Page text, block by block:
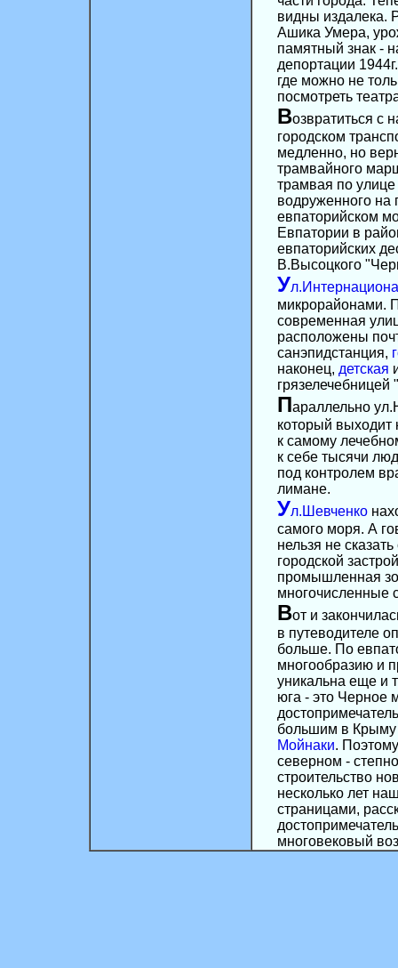
видны издалека.
Ашика Умера,
памятный знак -
депортации
где можно не
посмотреть
Возвратиться с
городском
медленно, но
трамвайного
трамвая по
водруженного на
евпаторийском
Евпатории в
евпаторийских
В.Высоцкого
У
микрорайонами.
современная
расположены
санэпидстанция,
наконец, детская
Параллельно
который выходит
к самому
к себе тысячи
под контролем
лимане.
Ул.Шевченко
самого моря. А
нельзя не
городской
промышленная
многочисленные
Вот и
в путеводителе
больше. По
многообразию и
уникальна еще и
юга - это Черное
большим в
Мойнаки.
северном -
строительство
несколько лет
страницами,
многовековый